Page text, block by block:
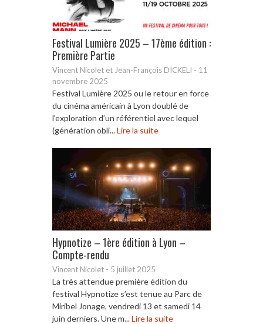
Festival Lumière 2025 – 17ème édition :
Première Partie
Vincent Nicolet et Jean-François DICKELI - 11
novembre 2025
Festival Lumière 2025 ou le retour en force
du cinéma américain à Lyon doublé de
l’exploration d’un référentiel avec lequel
(génération obli...Lire la suite
Hypnotize – 1ère édition à Lyon –
Compte-rendu
Vincent Nicolet - 5 juillet 2025
La très attendue première édition du
festival Hypnotize s’est tenue au Parc de
Miribel Jonage, vendredi 13 et samedi 14
juin derniers. Une m...Lire la suite